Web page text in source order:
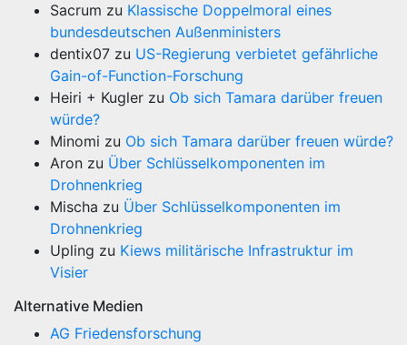
Sacrum zu Klassische Doppelmoral eines
bundesdeutschen Außenministers
dentix07 zu US-Regierung verbietet gefährliche
Gain-of-Function-Forschung
Heiri + Kugler zu Ob sich Tamara darüber freuen
würde?
Minomi zu Ob sich Tamara darüber freuen würde?
Aron zu Über Schlüsselkomponenten im
Drohnenkrieg
Mischa zu Über Schlüsselkomponenten im
Drohnenkrieg
Upling zu Kiews militärische Infrastruktur im
Visier
Alternative Medien
AG Friedensforschung